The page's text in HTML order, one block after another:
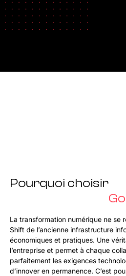
Pourquoi choisir
La transformation numérique ne se
Shift de l’ancienne infrastructure
économiques et pratiques. Une
l’entreprise et permet à chaque
parfaitement les exigences
d’innover en permanence. C’est